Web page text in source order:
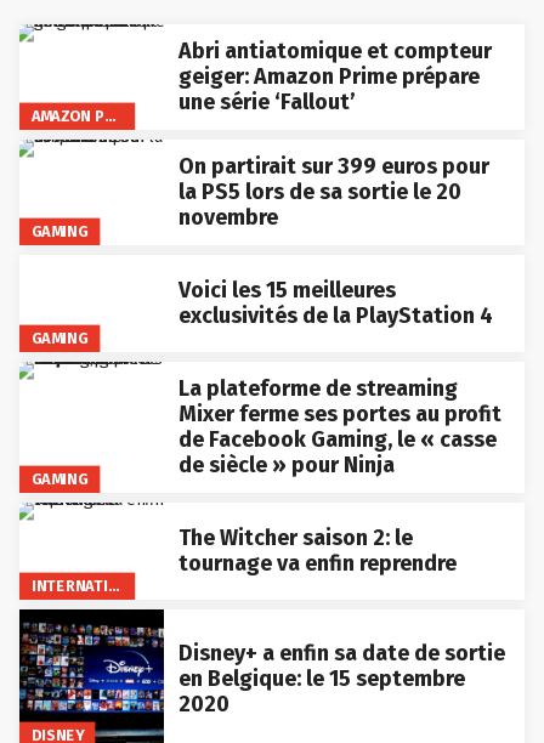
AMAZON PRIME VIDEO
Abri antiatomique et compteur
geiger: Amazon Prime prépare
une série ‘Fallout’
GAMING
On partirait sur 399 euros pour
la PS5 lors de sa sortie le 20
novembre
GAMING
Voici les 15 meilleures
exclusivités de la PlayStation 4
GAMING
La plateforme de streaming
Mixer ferme ses portes au profit
de Facebook Gaming, le « casse
de siècle » pour Ninja
INTERNATIONAL
The Witcher saison 2: le
tournage va enfin reprendre
DISNEY
Disney+ a enfin sa date de sortie
en Belgique: le 15 septembre
2020